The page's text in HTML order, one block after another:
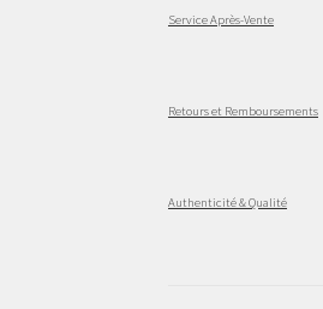
Service Après-Vente
Retours et Remboursements
Authenticité & Qualité